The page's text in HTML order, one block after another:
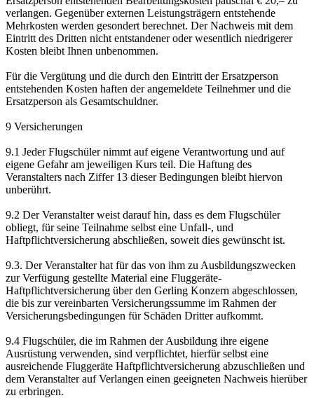
verlangen. Gegenüber externen Leistungsträgern entstehende
Mehrkosten werden gesondert berechnet. Der Nachweis mit dem
Eintritt des Dritten nicht entstandener oder wesentlich niedrigerer
Kosten bleibt Ihnen unbenommen.
Für die Vergütung und die durch den Eintritt der Ersatzperson
entstehenden Kosten haften der angemeldete Teilnehmer und die
Ersatzperson als Gesamtschuldner.
9 Versicherungen
9.1 Jeder Flugschüler nimmt auf eigene Verantwortung und auf
eigene Gefahr am jeweiligen Kurs teil. Die Haftung des
Veranstalters nach Ziffer 13 dieser Bedingungen bleibt hiervon
unberührt.
9.2 Der Veranstalter weist darauf hin, dass es dem Flugschüler
obliegt, für seine Teilnahme selbst eine Unfall-, und
Haftpflichtversicherung abschließen, soweit dies gewünscht ist.
9.3. Der Veranstalter hat für das von ihm zu Ausbildungszwecken
zur Verfügung gestellte Material eine Fluggeräte-
Haftpflichtversicherung über den Gerling Konzern abgeschlossen,
die bis zur vereinbarten Versicherungssumme im Rahmen der
Versicherungsbedingungen für Schäden Dritter aufkommt.
9.4 Flugschüler, die im Rahmen der Ausbildung ihre eigene
Ausrüstung verwenden, sind verpflichtet, hierfür selbst eine
ausreichende Fluggeräte Haftpflichtversicherung abzuschließen und
dem Veranstalter auf Verlangen einen geeigneten Nachweis hierüber
zu erbringen.